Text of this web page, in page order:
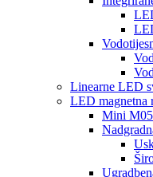
Linearne LED
LED magnetna
Mini M05